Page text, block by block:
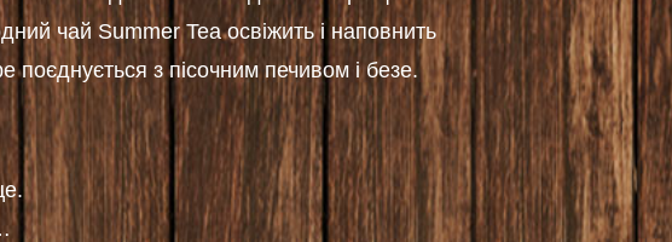
чай Summer Tea освіжить і наповнить
поєднується з пісочним печивом і безе.